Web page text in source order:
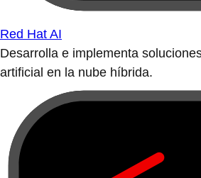
Red Hat AI
Desarrolla e implementa
artificial en la nube híbrida.